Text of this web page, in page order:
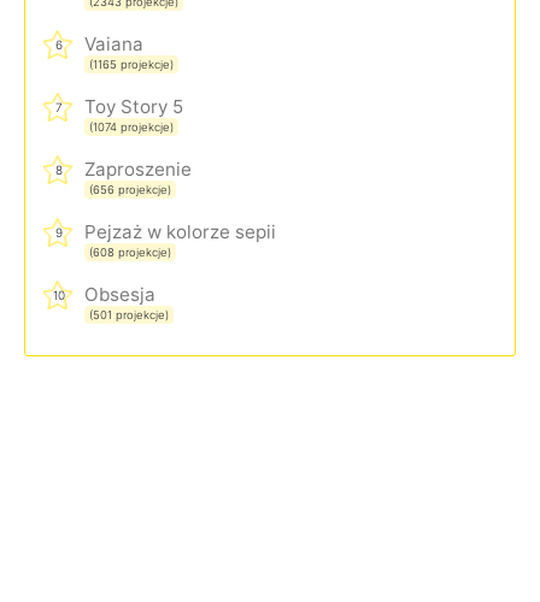
6 Vaiana
(1165 projekcje)
7 Toy Story 5
(1074 projekcje)
8 Zaproszenie
(656 projekcje)
9 Pejzaż w kolorze sepii
(608 projekcje)
10 Obsesja
(501 projekcje)